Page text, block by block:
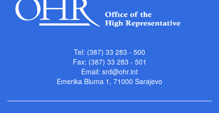
Tel: (387) 33 283 - 500
Fax: (387) 33 283 - 501
Email: srd@ohr.int
Emerika Bluma 1, 71000 Sarajevo